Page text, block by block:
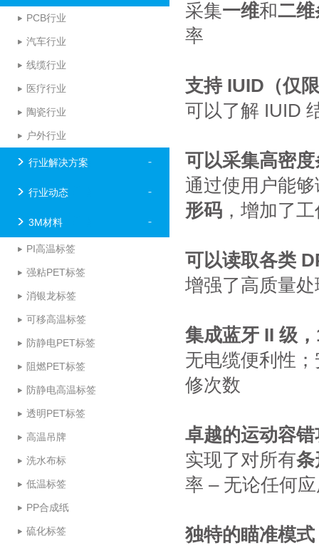
PCB行业
汽车行业
线缆行业
医疗行业
陶瓷行业
户外行业
行业解决方案
行业动态
3M材料
PI高温标签
强粘PET标签
消银龙标签
可移高温标签
防静电PET标签
阻燃PET标签
防静电高温标签
透明PET标签
高温吊牌
洗水布标
低温标签
PP合成纸
硫化标签
采集一维和二维
率
支持 IUID（仅
可以了解 IUID
可以采集高密
通过使用户能
形码 ，增加了
可以读取各类
增强了高质量
集成蓝牙 II 级
无电缆便利性
修次数
卓越的运动容错
实现了对所有条
率 – 无论任何
独特的瞄准模式